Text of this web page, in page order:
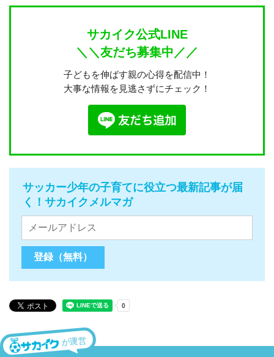
サカイク公式LINE
＼＼友だち募集中／／
子どもを伸ばす親の心得を配信中！
大事な情報を見逃さずにチェック！
サッカー少年の子育てに役立つ最新記事が届
く！サカイクメルマガ
が運営